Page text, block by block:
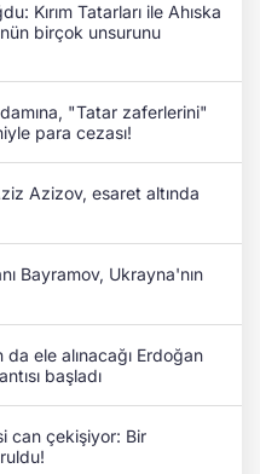
Kırım Tatarları ile Ahıska
birçok unsurunu
"Tatar zaferlerini"
para cezası!
Azizov, esaret altında
Bayramov, Ukrayna'nın
da ele alınacağı Erdoğan
başladı
can çekişiyor: Bir